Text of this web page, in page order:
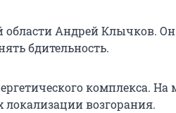
области Андрей Клычков. Он
бдительность.
комплекса. На
возгорания.